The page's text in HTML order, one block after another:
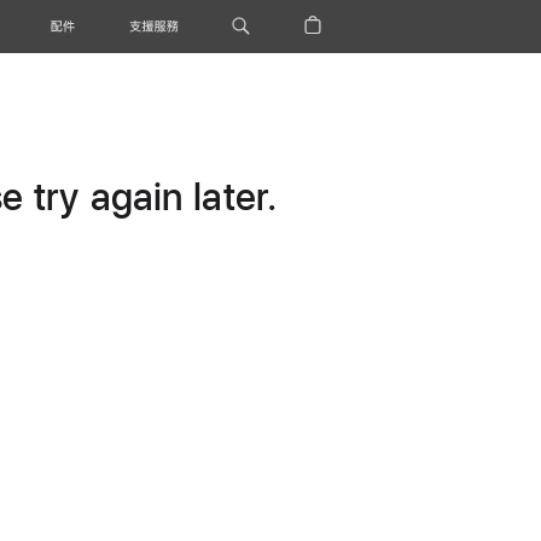
配件 支援服務
try again later.